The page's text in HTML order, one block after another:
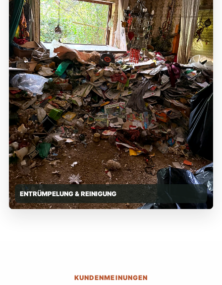
ENTRÜMPELUNG & REINIGUNG
KUNDENMEINUNGEN